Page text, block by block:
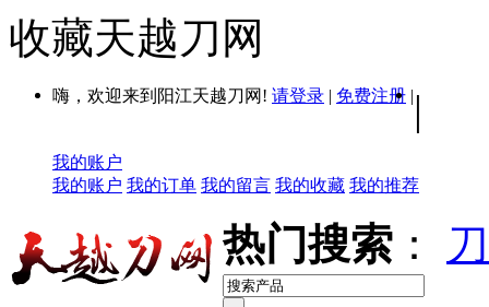
收藏天越刀网
嗨，欢迎来到阳江天越刀网! 请登录 | 免费注册 | |
我的账户
我的账户 我的订单 我的留言 我的收藏 我的推荐
热门搜索 ：